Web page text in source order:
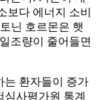
보다 에너지 소비
닌 호르몬은 햇
조량이 줄어들면
는 환자들이 증가
사평가원 통계